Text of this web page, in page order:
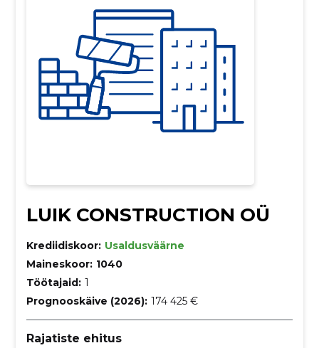
LUIK CONSTRUCTION OÜ
Krediidiskoor: Usaldusväärne
Maineskoor: 1040
Töötajaid: 1
Prognooskäive (2026): 174 425 €
Rajatiste ehitus